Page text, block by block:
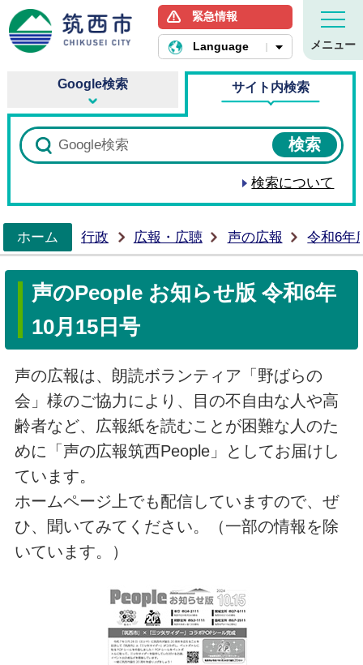
筑西市ホームページ
緊急情報
Language メニュー
Google検索 サイト内検索
検索について
ホーム
行政 広報・広聴 声の広報 令和6年
声のPeople お知らせ版 令和6年
10月15日号
声の広報は、朗読ボランティア「野ばらの
会」様のご協力により、目の不自由な人や高
齢者など、広報紙を読むことが困難な人のた
めに「声の広報筑西People」としてお届けし
ています。
ホームページ上でも配信していますので、ぜ
ひ、聞いてみてください。（一部の情報を除
いています。）